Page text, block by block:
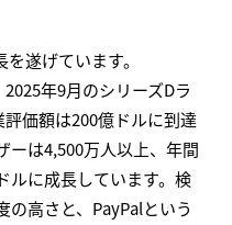
遂げています。
年9月のシリーズDラ
価額は200億ドルに到達
ーは4,500万人以上、年間
ルに成長しています。検
の高さと、PayPalという